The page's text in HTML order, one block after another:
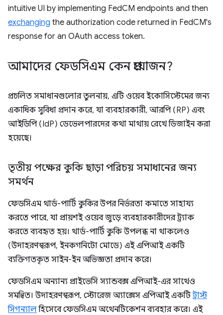
intuitive UI by implementing FedCM endpoints and then
exchanging the authorization code returned in FedCM's
response for an OAuth access token.
আমাদের ফেডসিএম কেন প্রয়োজন?
প্রচলিত সমাধানগুলোর তুলনায়, এটি ওয়েব ইকোসিস্টেমের জন্য
একাধিক সুবিধা প্রদান করে, যা ব্যবহারকারী, আরপি (RP) এবং
আইডিপি (IdP) ডেভেলপারদের কথা মাথায় রেখে ডিজাইন করা
হয়েছে।
তৃতীয় পক্ষের কুকি ছাড়া পরিচয় সমাধানের জন্য
সমর্থন
ফেডসিএম থার্ড-পার্টি কুকির উপর নির্ভরতা কমাতে সাহায্য
করতে পারে, যা প্রায়শই ওয়েব জুড়ে ব্যবহারকারীদের ট্র্যাক
করতে ব্যবহৃত হয়। থার্ড-পার্টি কুকি উপলব্ধ না থাকলেও
(উদাহরণস্বরূপ, ইনকগনিটো মোডে) এই এপিআই একটি
ব্যক্তিগতকৃত সাইন-ইন অভিজ্ঞতা প্রদান করে।
ফেডসিএম অন্যান্য প্রাইভেসি স্যান্ডবক্স এপিআই-এর সাথেও
সমন্বিত। উদাহরণস্বরূপ, স্টোরেজ অ্যাক্সেস এপিআই একটিট্রাস্ট
সিগন্যালহিসেবে ফেডসিএম অথেনটিকেশন ব্যবহার করে। এই